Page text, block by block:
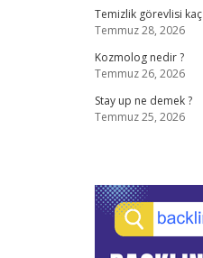
Temizlik görevlisi kaç
Temmuz 28, 2026
Kozmolog nedir ?
Temmuz 26, 2026
Stay up ne demek ?
Temmuz 25, 2026